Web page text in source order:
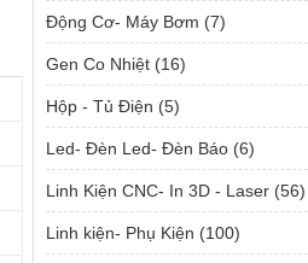
Động Cơ- Máy Bơm (7)
Gen Co Nhiệt (16)
Hộp - Tủ Điện (5)
Led- Đèn Led- Đèn Báo (6)
Linh Kiện CNC- In 3D - Laser (56)
Linh kiện- Phụ Kiện (100)